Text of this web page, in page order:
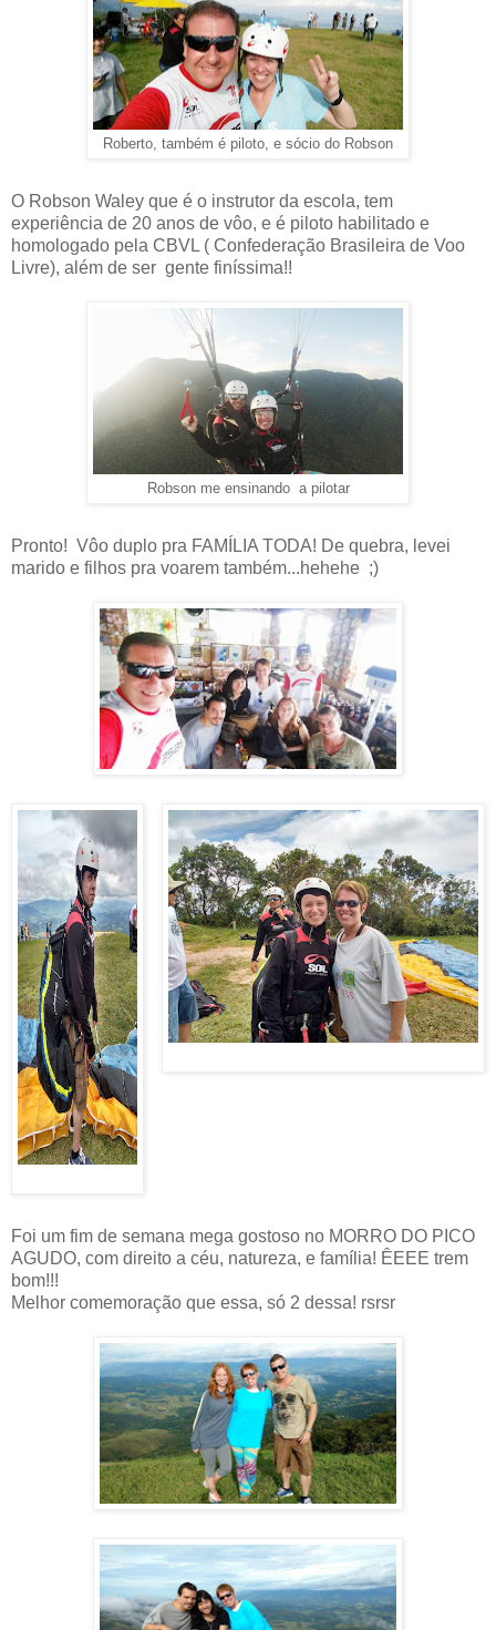
Roberto, também é piloto, e sócio do Robson
O Robson Waley que é o instrutor da escola, tem
experiência de 20 anos de vôo, e é piloto habilitado e
homologado pela CBVL ( Confederação Brasileira de Voo
Livre), além de ser gente finíssima!!
Robson me ensinando a pilotar
Pronto! Vôo duplo pra FAMÍLIA TODA! De quebra, levei
marido e filhos pra voarem também...hehehe ;)
Foi um fim de semana mega gostoso no MORRO DO PICO
AGUDO, com direito a céu, natureza, e família! ÊEEE trem
bom!!!
Melhor comemoração que essa, só 2 dessa! rsrsr